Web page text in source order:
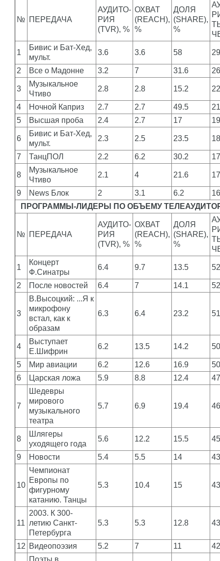
№ ПЕРЕДАЧА
АУДИТО-
РИЯ
(TVR), %
ОХВАТ
(REACH),
%
ДОЛЯ
(SHARE),
%
1
Бивис и Бат-Хед,
мульт.
3.6 3.6 58
2 Все о Мадонне 3.2 7 31.6
3
Музыкальное
Чтиво
2.8 2.8 15.2
4 Ночной Каприз 2.7 2.7 49.5
5
Высшая проба 2.4 2.7 17
6
Бивис и Бат-Хед,
мульт.
2.3 2.5 23.5
7 ТанцПОЛ 2.2 6.2 30.2
8
Музыкальное
Чтиво
2.1 4 21.6
9 News Блок 2 3.1 6.2
ПРОГРАММЫ-ЛИДЕРЫ ПО ОБЪЕМУ
№ ПЕРЕДАЧА
АУДИТО-
РИЯ
(TVR), %
ОХВАТ
(REACH),
%
ДОЛЯ
(SHARE),
%
1
Концерт
Ф.Синатры
6.4 9.7 13.5
2 После новостей 6.4 7 14.1
3
В.Высоцкий: ...Я к
микрофону
встал, как к
образам
6.3 6.4 23.2
4
Выступает
Е.Шифрин
6.2 13.5 14.2
5 Мир авиации 6.2 12.6 16.9
6
Царская ложа 5.9 8.8 12.4
7
Шедевры
мирового
музыкального
театра
5.7 6.9 19.4
8
Шлягеры
уходящего года
5.6 12.2 15.5
9 Новости 5.4 5.5 14
10
Чемпионат
Европы по
фигурному
катанию. Танцы
5.3 10.4 15
11
2003. К 300-
летию Санкт-
Петербурга
5.3 5.3 12.8
12 Видеопоэзия 5.2 7 11
Поэты в